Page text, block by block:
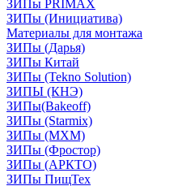
ЗИПы PRIMAX
ЗИПы (Инициатива)
Материалы для монтажа
ЗИПы (Дарья)
ЗИПы Китай
ЗИПы (Tekno Solution)
ЗИПЫ (КНЭ)
ЗИПы(Bakeoff)
ЗИПы (Starmix)
ЗИПы (МХМ)
ЗИПы (Фростор)
ЗИПы (АРКТО)
ЗИПы ПищТех